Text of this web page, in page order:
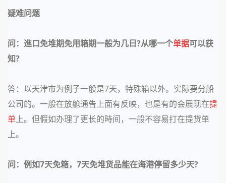
疑难问题
问：進口免堆期免用箱期一般为几日?从哪一个单据可以获
知?
答：以天津市为例子一般是7天，特殊箱以外。实际要分船
公司的。一般在放舱通告上面有反映，也是有的会展现在提
单上。但假如办理了更长的時间，一般不容易打在提货单
上。
问：例如7天免箱，7天免堆货品能在海港停留多少天?